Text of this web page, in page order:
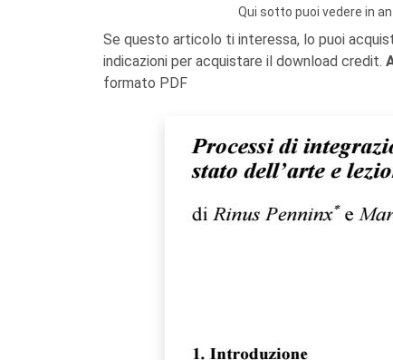
Qui sotto puoi vedere in
Se questo articolo ti interessa, lo puoi
indicazioni per acquistare il download credit.
formato PDF